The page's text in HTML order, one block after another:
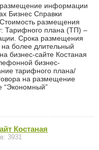
информации
Бизнес Справки
размещения
Тарифного плана (ТП) –
Срока размещения
более длительный
бизнес-сайте Костаная
бизнес-
тарифного плана/
на размещение
“Экономный”
Костаная
3931